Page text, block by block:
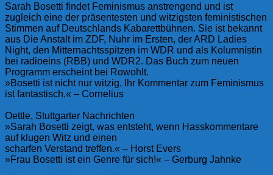
Sarah Bosetti findet Feminismus anstrengend und ist
zugleich eine der präsentesten und witzigsten feministischen
Stimmen auf Deutschlands Kabarettbühnen. Sie ist bekannt
aus Die Anstalt im ZDF, Nuhr im Ersten, der ARD Ladies
Night, den Mitternachtsspitzen im WDR und als Kolumnistin
bei radioeins (RBB) und WDR2. Das Buch zum neuen
Programm erscheint bei Rowohlt.
»Bosetti ist nicht nur witzig. Ihr Kommentar zum Feminismus
ist fantastisch.« – Cornelius
Oettle, Stuttgarter Nachrichten
»Sarah Bosetti zeigt, was entsteht, wenn Hasskommentare
auf klugen Witz und einen
scharfen Verstand treffen.« – Horst Evers
»Frau Bosetti ist ein Genre für sich!« – Gerburg Jahnke